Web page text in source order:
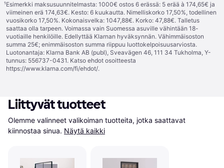
¹Esimerkki maksusuunnitelmasta: 1000€ ostos 6 erässä: 5 erää à 174,65€ ja
viimeinen erä 174,63€. Kesto: 6 kuukautta. Nimelliskorko 17,50%, todellinen
vuosikorko 17,50%. Kokonaisvelka: 1047,88€. Korko: 47,88€. Talletus
saattaa olla tarpeen. Voimassa vain Suomessa asuville vähintään 18-
vuotiaille henkilöille. Edellyttää Klarnan hyväksynnän. Vähimmäisoston
summa 25€; enimmäisoston summa riippuu luottokelpoisuusarviosta.
Luotonantaja: Klarna Bank AB (publ), Sveavägen 46, 111 34 Tukholma, Y-
tunnus: 556737-0431. Katso ehdot osoitteesta
https://www.klarna.com/fi/ehdot/.
Liittyvät tuotteet
Olemme valinneet valikoiman tuotteita, jotka saattavat
kiinnostaa sinua. Näytä kaikki